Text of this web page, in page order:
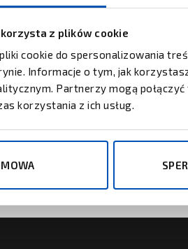
z plików cookie
cookie do spersonalizowania
Informacje o tym, jak
Partnerzy mogą
korzystania z ich usług.
ADVANTECH
Moduł Advantech ADAM-4024